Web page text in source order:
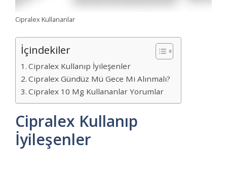
Cipralex Kullananlar
İçindekiler
Cipralex Kullanıp İyileşenler
Cipralex Gündüz Mü Gece Mi Alınmalı?
Cipralex 10 Mg Kullananlar Yorumlar
Cipralex Kullanıp
İyileşenler